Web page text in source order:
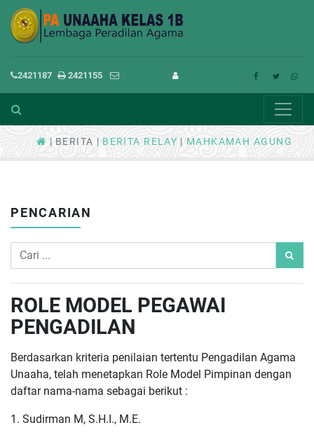
2421187 2421155
BERITA BERITA RELAY MAHKAMAH AGUNG
PENCARIAN
ROLE MODEL PEGAWAI
PENGADILAN
Berdasarkan kriteria penilaian tertentu Pengadilan Agama
Unaaha, telah menetapkan Role Model Pimpinan dengan
daftar nama-nama sebagai berikut :
1. Sudirman M, S.H.I., M.E.